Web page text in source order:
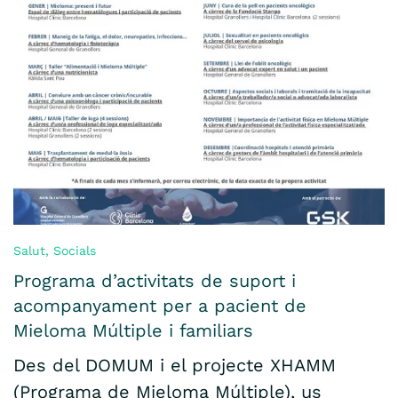
Salut, Socials
Programa d’activitats de suport i
acompanyament per a pacient de
Mieloma Múltiple i familiars
Des del DOMUM i el projecte XHAMM
(Programa de Mieloma Múltiple), us